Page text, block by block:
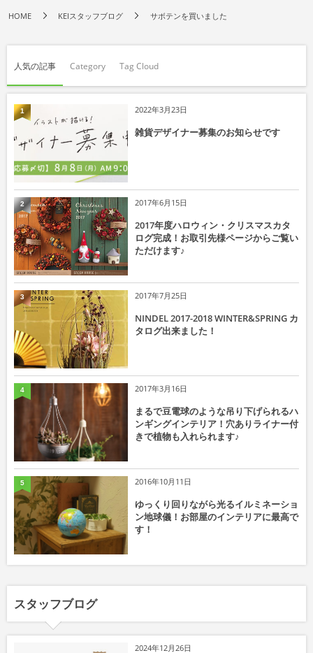
HOME KEIスタッフブログ サボテンを買いました
人気の記事 Category Tag Cloud
2022年3月23日
雑貨デザイナー募集のお知らせです
1
2017年6月15日
2017年度ハロウィン・クリスマスカタ
ログ完成！お取引先様ページからご覧い
ただけます♪
2
2017年7月25日
NINDEL 2017-2018 WINTER&SPRING カ
タログ出来ました！
3
2017年3月16日
まるで豆電球のような吊り下げられるハ
ンギングインテリア！穴ありライナー付
きで植物も入れられます♪
4
2016年10月11日
ゆっくり回りながら光るイルミネーショ
ン地球儀！お部屋のインテリアに最高で
す！
5
スタッフブログ
2024年12月26日